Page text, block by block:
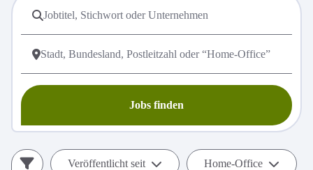
Jobs finden
Veröffentlicht seit Home-Office